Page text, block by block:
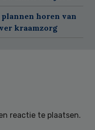
horen van
kraamzorg
reactie te plaatsen.